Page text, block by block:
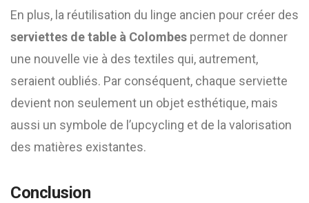
En plus, la réutilisation du linge ancien pour créer des
serviettes de table à Colombes permet de donner
une nouvelle vie à des textiles qui, autrement,
seraient oubliés. Par conséquent, chaque serviette
devient non seulement un objet esthétique, mais
aussi un symbole de l’upcycling et de la valorisation
des matières existantes.
Conclusion